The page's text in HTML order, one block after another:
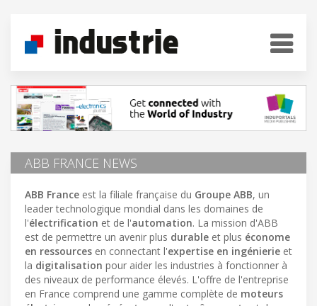
ABB FRANCE NEWS
ABB France est la filiale française du Groupe ABB, un
leader technologique mondial dans les domaines de
l'électrification et de l'automation. La mission d'ABB
est de permettre un avenir plus durable et plus économe
en ressources en connectant l'expertise en ingénierie et
la digitalisation pour aider les industries à fonctionner à
des niveaux de performance élevés. L'offre de l'entreprise
en France comprend une gamme complète de moteurs